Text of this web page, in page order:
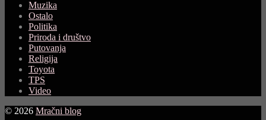
Muzika
Ostalo
Politika
Priroda i društvo
Putovanja
Religija
Toyota
TPS
Video
© 2026 Mračni blog